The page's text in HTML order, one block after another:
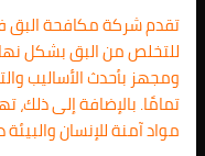
تقدم شركة مكافحة
للتخلص من البق بشكل
ومجهز بأحدث الأساليب
تمامًا. بالإضافة إلى
مواد آمنة للإنسان والبيئة